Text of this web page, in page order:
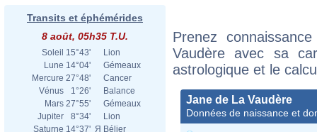
Transits et éphémérides
8 août, 05h35 T.U.
Soleil 15°43'
Lion
Lune 14°04'
Gémeaux
Mercure 27°48'
Cancer
Vénus
1°26'
Balance
Mars 27°55'
Gémeaux
Jupiter
8°34'
Lion
Saturne 14°37' Я Bélier
Prenez
Vaudère avec sa
astrologique et le
Jane de La Vaudère
Données de naissance et